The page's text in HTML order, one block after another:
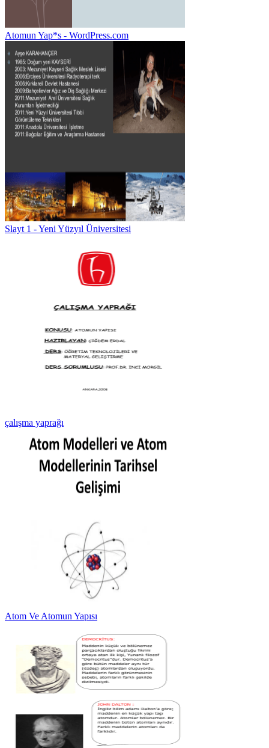
Atomun Yap*s - WordPress.com
Slayt 1 - Yeni Yüzyıl Üniversitesi
çalışma yaprağı
Atom Ve Atomun Yapısı